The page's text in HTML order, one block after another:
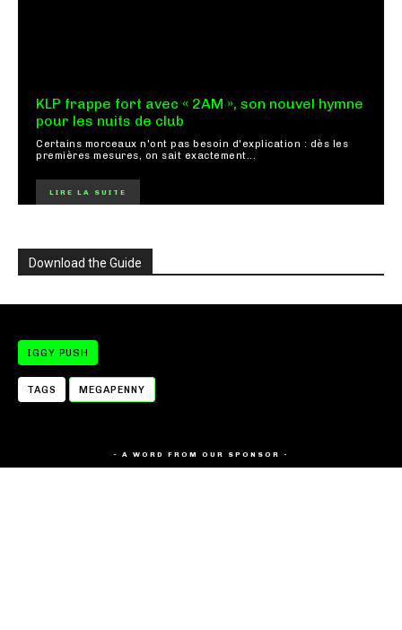
KLP frappe fort avec « 2AM », son nouvel hymne
pour les nuits de club
Certains morceaux n'ont pas besoin d'explication : dès les
premières mesures, on sait exactement...
LIRE LA SUITE
Download the Guide
IGGY PUSH
TAGS MEGAPENNY
- A WORD FROM OUR SPONSOR -